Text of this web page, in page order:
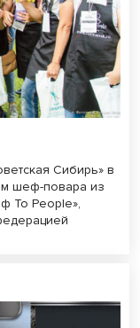
Сибирь» в
шеф-повара из
To People»,